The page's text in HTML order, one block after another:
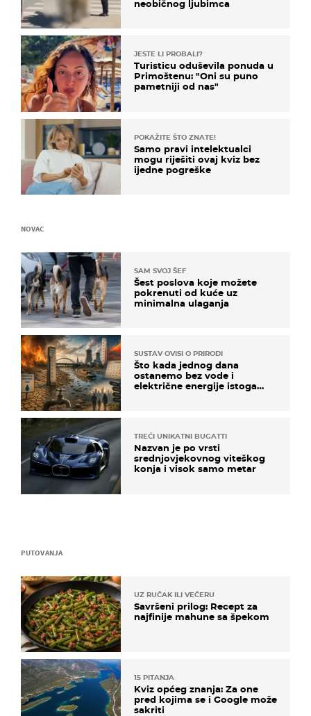
neobičnog ljubimca
JESTE LI PROBALI?
Turisticu oduševila ponuda u
Primoštenu: "Oni su puno
pametniji od nas"
POKAŽITE ŠTO ZNATE!
Samo pravi intelektualci
mogu riješiti ovaj kviz bez
ijedne pogreške
PUTOVANJA
UZ RUČAK ILI VEČERU
Savršeni prilog: Recept za
najfinije mahune sa špekom
15 PITANJA
Kviz općeg znanja: Za one
pred kojima se i Google može
sakriti
NOVAC
SAM SVOJ ŠEF
Šest poslova koje možete
pokrenuti od kuće uz
minimalna ulaganja
SUSTAV OVISI O PRIRODI
Što kada jednog dana
ostanemo bez vode i
električne energije istoga
TREĆI UNIKATNI BUGATTI
Nazvan je po vrsti
srednjovjekovnog viteškog
konja i visok samo metar